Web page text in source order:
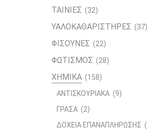
ΤΑΙΝΙΕΣ (32)
ΥΑΛΟΚΑΘΑΡΙΣΤΗΡΕΣ (37)
ΦΙΣΟΥΝΕΣ (22)
ΦΩΤΙΣΜΟΣ (28)
ΧΗΜΙΚΑ (158)
ΑΝΤΙΣΚΟΥΡΙΑΚΑ (9)
ΓΡΑΣΑ (2)
ΔΟΧΕΙΑ ΕΠΑΝΑΠΛΗΡΩΣΗΣ